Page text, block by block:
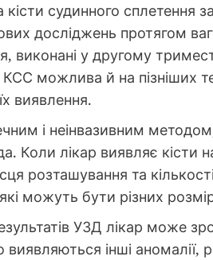
кісти судинного сплетення
досліджень протягом
виконані у другому
КСС можлива й на
виявлення.
і неінвазивним
Коли лікар виявляє кісти
розташування та
можуть бути різних
УЗД лікар може
інші аномалії,